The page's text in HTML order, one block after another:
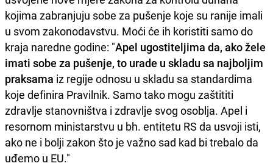
kojima zabranjuju sobe za pušenje koje su ranije imali
u svom zakonodavstvu. Moći će ih koristiti samo do
kraja naredne godine: "Apel ugostiteljima da, ako žele
imati sobe za pušenje, to urade u skladu sa najboljim
praksama iz regije odnosu u skladu sa standardima
koje definira Pravilnik. Samo tako mogu zaštititi
zdravlje stanovništva i zdravlje svog osoblja. Apel i
resornom ministarstvu u bh. entitetu RS da usvoji isti,
ako ne i bolji zakon što je važno sad kad bi trebalo da
uđemo u EU."